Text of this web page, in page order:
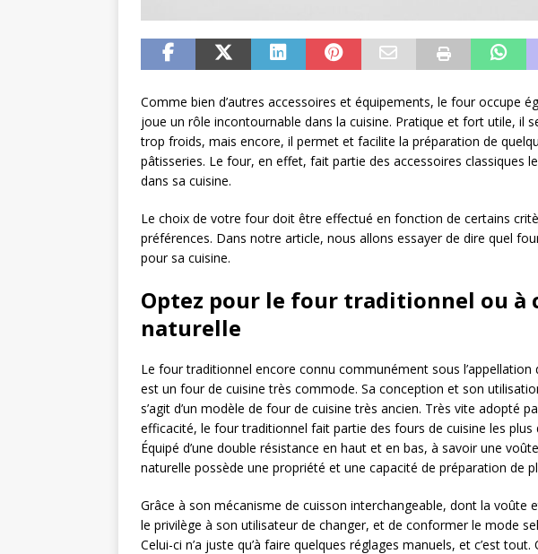
Comme bien d’autres accessoires et équipements, le four occupe
joue un rôle incontournable dans la cuisine. Pratique et fort utile, il
trop froids, mais encore, il permet et facilite la préparation de
pâtisseries. Le four, en effet, fait partie des accessoires classiques
dans sa cuisine.
Le choix de votre four doit être effectué en fonction de certains
préférences. Dans notre article, nous allons essayer de dire quel
pour sa cuisine.
Optez pour le four traditionnel ou à
naturelle
Le four traditionnel encore connu communément sous
est un four de cuisine très commode. Sa conception et son
s’agit d’un modèle de four de cuisine très ancien. Très vite adopté
efficacité, le four traditionnel fait partie des fours de cuisine les plus
Équipé d’une double résistance en haut et en bas, à savoir une
naturelle possède une propriété et une capacité de préparation de
Grâce à son mécanisme de cuisson interchangeable, dont la voûte
le privilège à son utilisateur de changer, et de conformer le mode
Celui-ci n’a juste qu’à faire quelques réglages manuels, et c’est